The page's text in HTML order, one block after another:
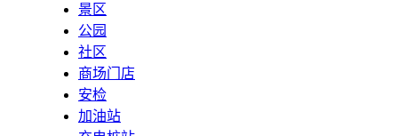
景区
公园
社区
商场门店
安检
加油站